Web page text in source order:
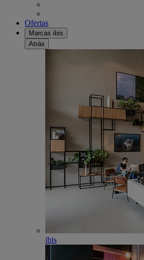
Ofertas
Marcas ibis
Atrás
ibis